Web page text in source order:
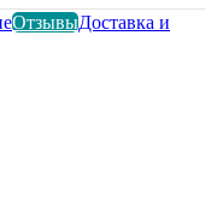
ОтзывыДоставка и